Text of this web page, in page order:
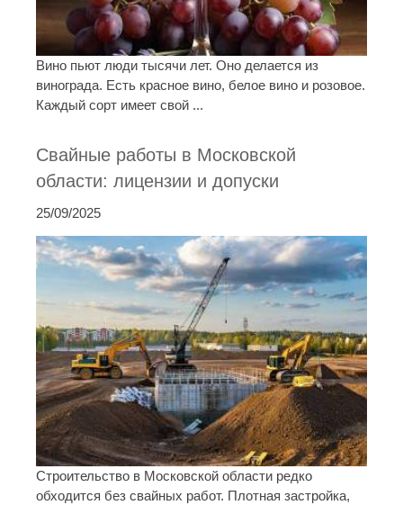
Вино пьют люди тысячи лет. Оно делается из
винограда. Есть красное вино, белое вино и розовое.
Каждый сорт имеет свой ...
Свайные работы в Московской
области: лицензии и допуски
25/09/2025
Строительство в Московской области редко
обходится без свайных работ. Плотная застройка,